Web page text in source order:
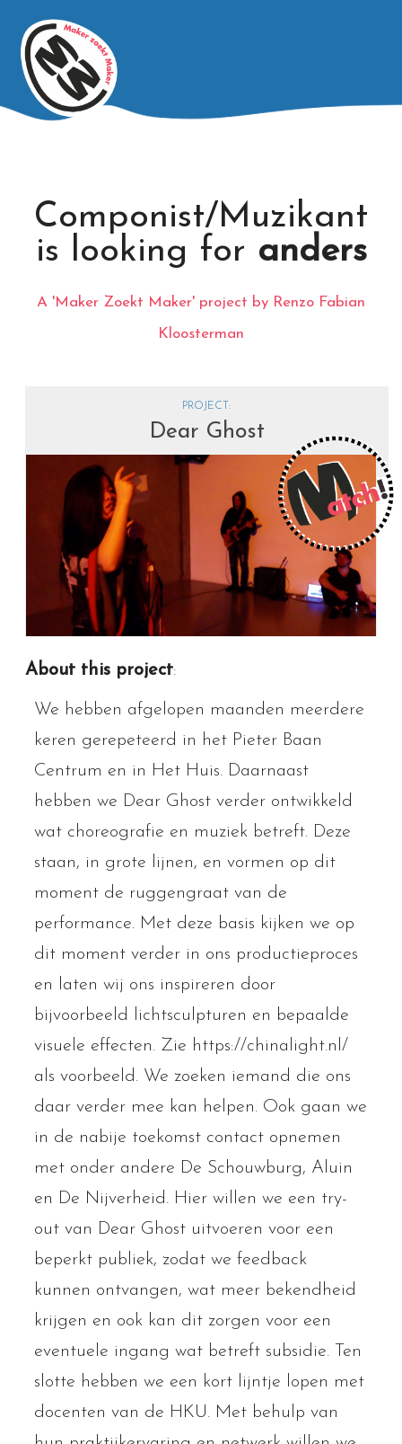
Componist/Muzikant
is looking for anders
A 'Maker Zoekt Maker' project by Renzo Fabian
Kloosterman
PROJECT:
Dear Ghost
About this project:
We hebben afgelopen maanden meerdere
keren gerepeteerd in het Pieter Baan
Centrum en in Het Huis. Daarnaast
hebben we Dear Ghost verder ontwikkeld
wat choreografie en muziek betreft. Deze
staan, in grote lijnen, en vormen op dit
moment de ruggengraat van de
performance. Met deze basis kijken we op
dit moment verder in ons productieproces
en laten wij ons inspireren door
bijvoorbeeld lichtsculpturen en bepaalde
visuele effecten. Zie https://chinalight.nl/
als voorbeeld. We zoeken iemand die ons
daar verder mee kan helpen. Ook gaan we
in de nabije toekomst contact opnemen
met onder andere De Schouwburg, Aluin
en De Nijverheid. Hier willen we een try-
out van Dear Ghost uitvoeren voor een
beperkt publiek, zodat we feedback
kunnen ontvangen, wat meer bekendheid
krijgen en ook kan dit zorgen voor een
eventuele ingang wat betreft subsidie. Ten
slotte hebben we een kort lijntje lopen met
docenten van de HKU. Met behulp van